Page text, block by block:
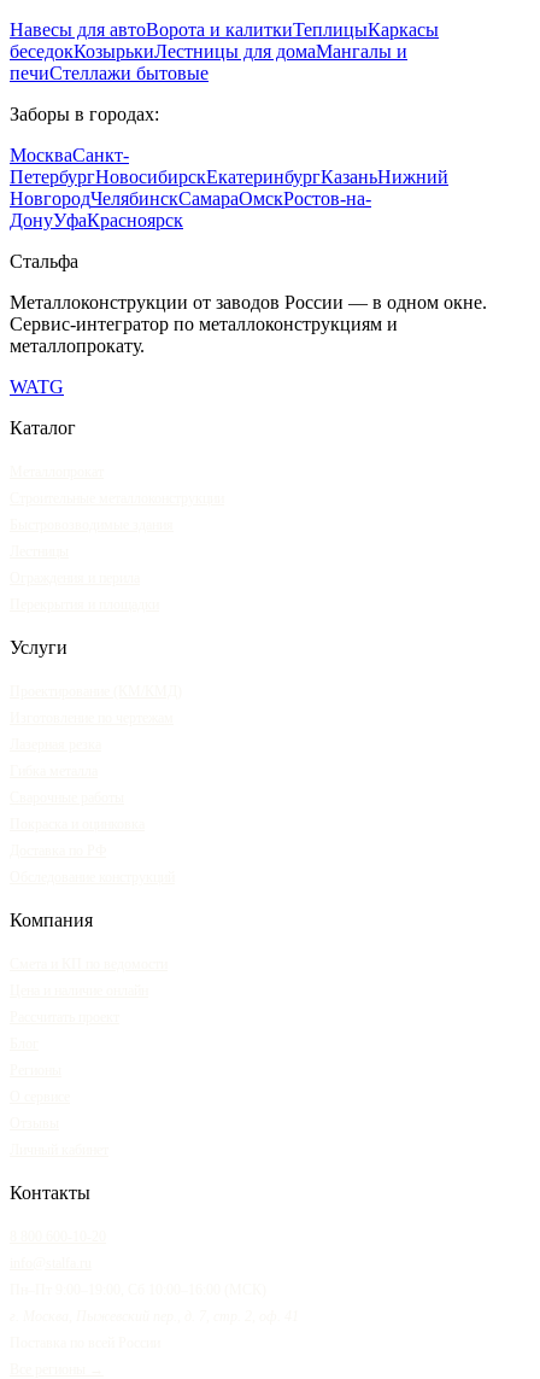
Навесы для автоВорота и калиткиТеплицыКаркасы
беседокКозырькиЛестницы для домаМангалы и
печиСтеллажи бытовые
Заборы в городах:
МоскваСанкт-
ПетербургНовосибирскЕкатеринбургКазаньНижний
НовгородЧелябинскСамараОмскРостов-на-
ДонуУфаКрасноярск
Стальфа
Металлоконструкции от заводов России — в одном окне.
Сервис-интегратор по металлоконструкциям и
металлопрокату.
WATG
Каталог
Услуги
Компания
Контакты